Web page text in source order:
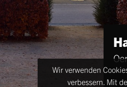
Wir verwenden
verbessern. Mit